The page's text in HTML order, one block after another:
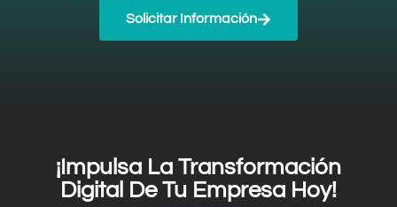
Solicitar Información
¡Impulsa La Transformación
Digital De Tu Empresa Hoy!